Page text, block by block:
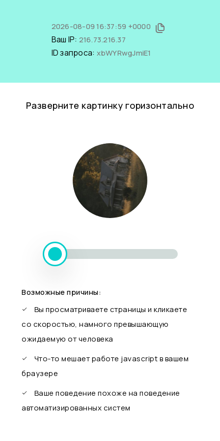
2026-08-09 16:37:59 +0000
Ваш IP: 216.73.216.37
ID запроса: xbWYRwgJmiE1
Разверните картинку горизонтально
Возможные причины:
Вы просматриваете страницы и кликаете
со скоростью, намного превышающую
ожидаемую от человека
Что-то мешает работе javascript в вашем
браузере
Ваше поведение похоже на поведение
автоматизированных систем